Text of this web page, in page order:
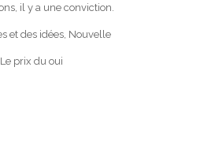
il y a une conviction.
et des idées, Nouvelle
prix du oui